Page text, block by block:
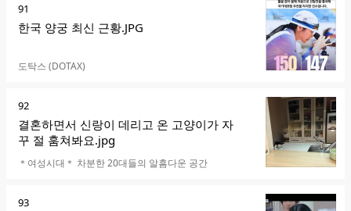
순
위
91
한국 양궁 최신 근황.JPG
카페명
도탁스 (DOTAX)
순
위
92
결혼하면서 신랑이 데리고 온 고양이가 자
꾸 절 훔쳐봐요.jpg
카페명
＊여성시대＊ 차분한 20대들의 알흠다운 공간
순
93